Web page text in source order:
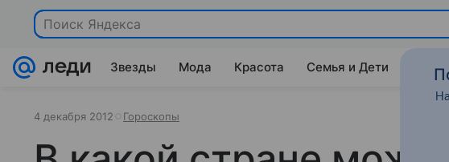
Поиск Яндекса
Звезды Мода Красота Семья и Дети Дом
4 декабря 2012 Гороскопы